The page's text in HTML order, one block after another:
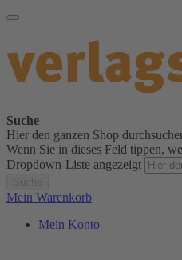
Suche
Hier den ganzen Shop
Wenn Sie in dieses Feld tippen,
Dropdown-Liste angezeigt
Mein Warenkorb
Mein Konto